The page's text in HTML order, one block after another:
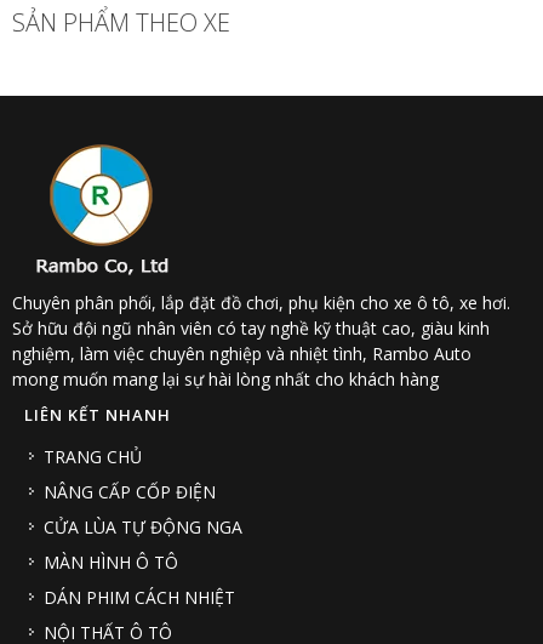
SẢN PHẨM THEO XE
Chuyên phân phối, lắp đặt đồ chơi, phụ kiện cho xe ô tô, xe hơi.
Sở hữu đội ngũ nhân viên có tay nghề kỹ thuật cao, giàu kinh
nghiệm, làm việc chuyên nghiệp và nhiệt tình, Rambo Auto
mong muốn mang lại sự hài lòng nhất cho khách hàng
LIÊN KẾT NHANH
TRANG CHỦ
NÂNG CẤP CỐP ĐIỆN
CỬA LÙA TỰ ĐỘNG NGA
MÀN HÌNH Ô TÔ
DÁN PHIM CÁCH NHIỆT
NỘI THẤT Ô TÔ